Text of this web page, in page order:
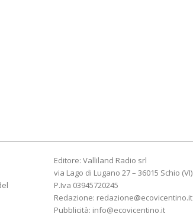
Editore: Valliland Radio srl
via Lago di Lugano 27 – 36015 Schio (VI)
P.Iva 03945720245
Redazione: redazione@ecovicentino.it
Pubblicità: info@ecovicentino.it